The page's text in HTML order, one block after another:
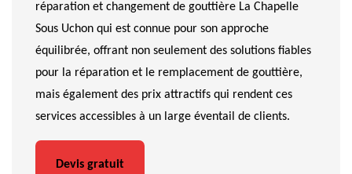
réparation et changement de gouttière La Chapelle
Sous Uchon qui est connue pour son approche
équilibrée, offrant non seulement des solutions fiables
pour la réparation et le remplacement de gouttière,
mais également des prix attractifs qui rendent ces
services accessibles à un large éventail de clients.
Devis gratuit